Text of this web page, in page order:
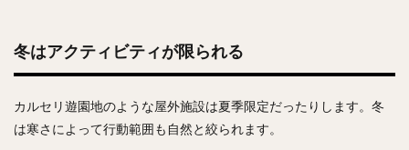
冬はアクティビティが限られる
カルセリ遊園地のような屋外施設は夏季限定だったりします。冬
は寒さによって行動範囲も自然と絞られます。